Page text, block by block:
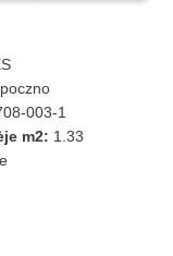
003-1
m2: 1.33